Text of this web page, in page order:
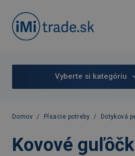
Vyberte si kategóriu
Domov / Písacie potreby / Dotyková
Kovové